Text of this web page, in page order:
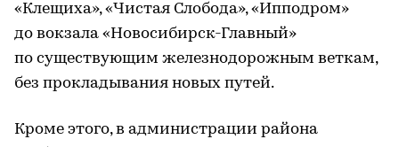
«Клещиха», «Чистая Слобода», «Ипподром»
до вокзала «Новосибирск-Главный»
по существующим железнодорожным веткам,
без прокладывания новых путей.
Кроме этого, в администрации района